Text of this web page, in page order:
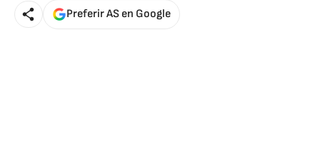
Preferir AS en Google